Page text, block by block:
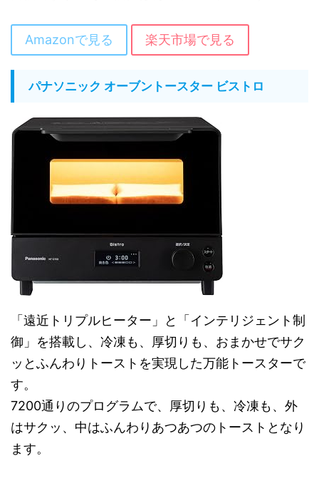
Amazonで見る 楽天市場で見る
パナソニック オーブントースター ビストロ
「遠近トリプルヒーター」と「インテリジェント制
御」を搭載し、冷凍も、厚切りも、おまかせでサク
ッとふんわりトーストを実現した万能トースターで
す。
7200通りのプログラムで、厚切りも、冷凍も、外
はサクッ、中はふんわりあつあつのトーストとなり
ます。